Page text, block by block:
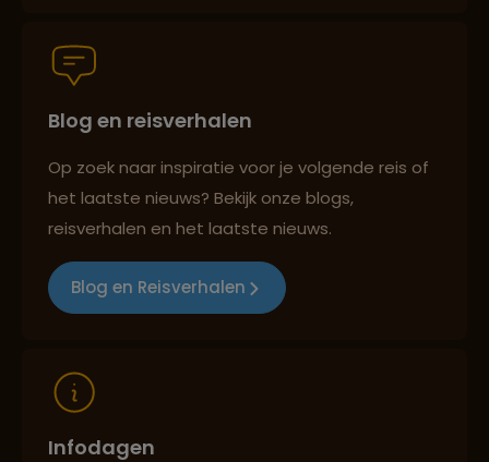
Persoonlijk en deskundig reisadvies
Best beoordeelde reisroutes
Blog en reisverhalen
Op zoek naar inspiratie voor je volgende reis of
het laatste nieuws? Bekijk onze blogs,
reisverhalen en het laatste nieuws.
Blog en Reisverhalen
Infodagen